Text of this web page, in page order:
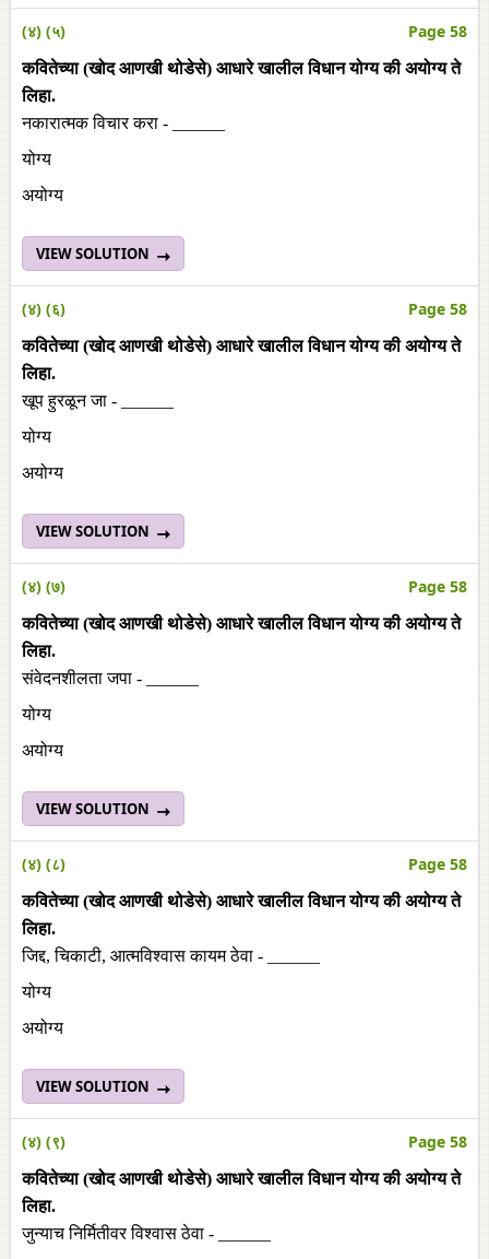
(४) (५) Page 58
कवितेच्या (खोद आणखी थोडेसे) आधारे खालील विधान योग्य की अयोग्य ते
लिहा.
नकारात्मक विचार करा - ______
योग्य
अयोग्य
VIEW SOLUTION
(४) (६) Page 58
कवितेच्या (खोद आणखी थोडेसे) आधारे खालील विधान योग्य की अयोग्य ते
लिहा.
खूप हुरळून जा - ______
योग्य
अयोग्य
VIEW SOLUTION
(४) (७) Page 58
कवितेच्या (खोद आणखी थोडेसे) आधारे खालील विधान योग्य की अयोग्य ते
लिहा.
संवेदनशीलता जपा - ______
योग्य
अयोग्य
VIEW SOLUTION
(४) (८) Page 58
कवितेच्या (खोद आणखी थोडेसे) आधारे खालील विधान योग्य की अयोग्य ते
लिहा.
जिद्द, चिकाटी, आत्मविश्वास कायम ठेवा - ______
योग्य
अयोग्य
VIEW SOLUTION
(४) (९) Page 58
कवितेच्या (खोद आणखी थोडेसे) आधारे खालील विधान योग्य की अयोग्य ते
लिहा.
जुन्याच निर्मितीवर विश्वास ठेवा - ______